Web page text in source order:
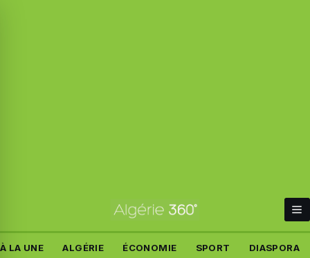
À LA UNE ALGÉRIE ÉCONOMIE SPORT DIASPORA